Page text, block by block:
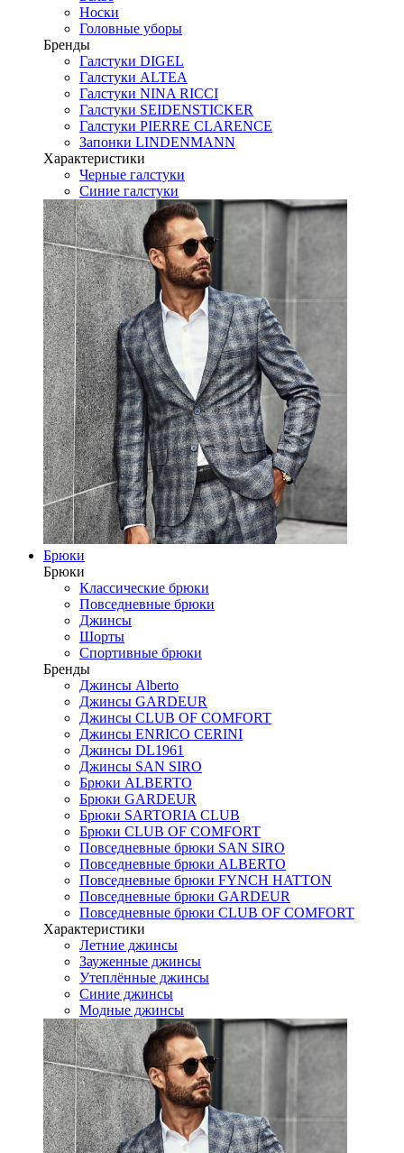
Носки
Головные уборы
Бренды
Галстуки DIGEL
Галстуки ALTEA
Галстуки NINA RICCI
Галстуки SEIDENSTICKER
Галстуки PIERRE CLARENCE
Запонки LINDENMANN
Характеристики
Черные галстуки
Синие галстуки
Брюки
Брюки
Классические брюки
Повседневные брюки
Джинсы
Шорты
Спортивные брюки
Бренды
Джинсы Alberto
Джинсы GARDEUR
Джинсы CLUB OF COMFORT
Джинсы ENRICO CERINI
Джинсы DL1961
Джинсы SAN SIRO
Брюки ALBERTO
Брюки GARDEUR
Брюки SARTORIA CLUB
Брюки CLUB OF COMFORT
Повседневные брюки SAN SIRO
Повседневные брюки ALBERTO
Повседневные брюки FYNCH HATTON
Повседневные брюки GARDEUR
Повседневные брюки CLUB OF COMFORT
Характеристики
Летние джинсы
Зауженные джинсы
Утеплённые джинсы
Синие джинсы
Модные джинсы